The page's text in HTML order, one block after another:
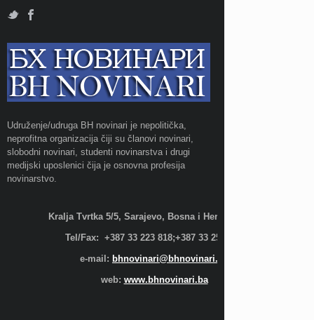
Udruženje/udruga BH novinari je nepolitička,
neprofitna organizacija čiji su članovi novinari,
slobodni novinari, studenti novinarstva i drugi
medijski uposlenici čija je osnovna profesija
novinarstvo.
Kralja Tvrtka 5/5, Sarajevo, Bosna i Hercegovina;
Tel/Fax: +387 33 223 818;+387 33 255 600
e-mail: bhnovinari@bhnovinari.ba
web: www.bhnovinari.ba